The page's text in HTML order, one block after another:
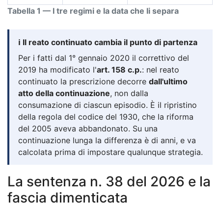
Tabella 1 — I tre regimi e la data che li separa
ℹ️ Il reato continuato cambia il punto di partenza
Per i fatti dal 1° gennaio 2020 il correttivo del
2019 ha modificato l'art. 158 c.p.: nel reato
continuato la prescrizione decorre dall'ultimo
atto della continuazione, non dalla
consumazione di ciascun episodio. È il ripristino
della regola del codice del 1930, che la riforma
del 2005 aveva abbandonato. Su una
continuazione lunga la differenza è di anni, e va
calcolata prima di impostare qualunque strategia.
La sentenza n. 38 del 2026 e la
fascia dimenticata